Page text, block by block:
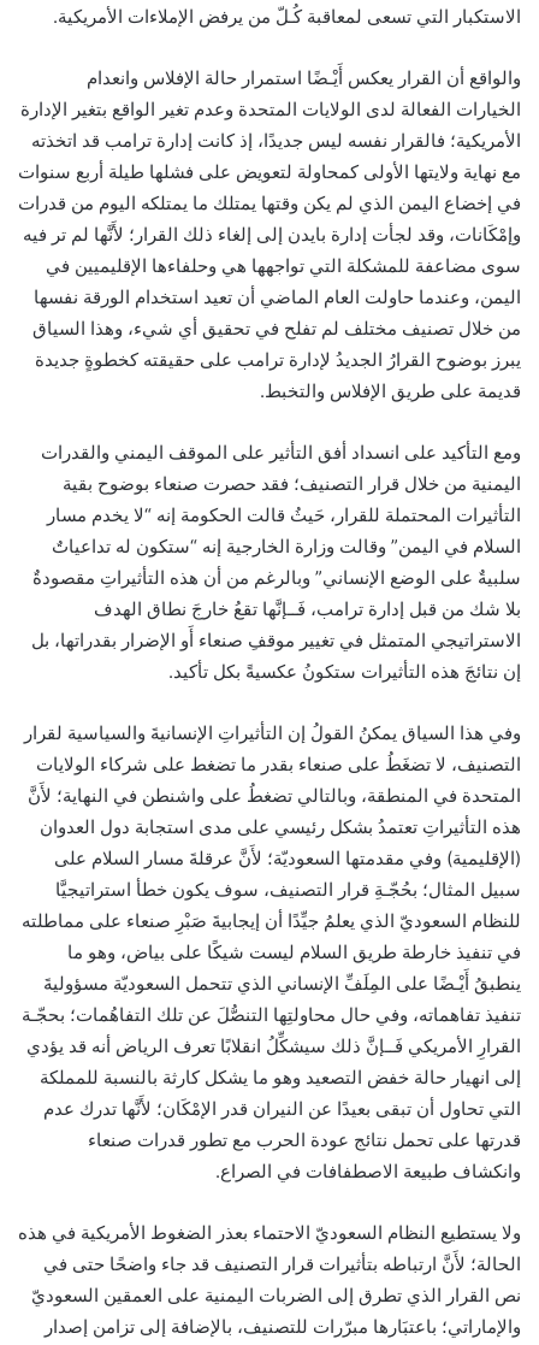
الاستكبار التي تسعى لمعاقبة كُـلّ من يرفض الإملاءات الأمريكية.
والواقع أن القرار يعكس أَيْـضًا استمرار حالة الإفلاس وانعدام
الخيارات الفعالة لدى الولايات المتحدة وعدم تغير الواقع بتغير الإدارة
الأمريكية؛ فالقرار نفسه ليس جديدًا، إذ كانت إدارة ترامب قد اتخذته
مع نهاية ولايتها الأولى كمحاولة لتعويض على فشلها طيلة أربع سنوات
في إخضاع اليمن الذي لم يكن وقتها يمتلك ما يمتلكه اليوم من قدرات
وإمْكَانات، وقد لجأت إدارة بايدن إلى إلغاء ذلك القرار؛ لأَنَّها لم تر فيه
سوى مضاعفة للمشكلة التي تواجهها هي وحلفاءها الإقليميين في
اليمن، وعندما حاولت العام الماضي أن تعيد استخدام الورقة نفسها
من خلال تصنيف مختلف لم تفلح في تحقيق أي شيء، وهذا السياق
يبرز بوضوح القرارُ الجديدُ لإدارة ترامب على حقيقته كخطوةٍ جديدة
قديمة على طريق الإفلاس والتخبط.
ومع التأكيد على انسداد أفق التأثير على الموقف اليمني والقدرات
اليمنية من خلال قرار التصنيف؛ فقد حصرت صنعاء بوضوح بقية
التأثيرات المحتملة للقرار، حَيثُ قالت الحكومة إنه “لا يخدم مسار
السلام في اليمن” وقالت وزارة الخارجية إنه “ستكون له تداعياتٌ
سلبيةٌ على الوضع الإنساني” وبالرغم من أن هذه التأثيراتِ مقصودةٌ
بلا شك من قبل إدارة ترامب، فَــإنَّها تقعُ خارجَ نطاق الهدف
الاستراتيجي المتمثل في تغيير موقفِ صنعاء أَو الإضرار بقدراتها، بل
إن نتائجَ هذه التأثيرات ستكونُ عكسيةً بكل تأكيد.
وفي هذا السياق يمكنُ القولُ إن التأثيراتِ الإنسانيةَ والسياسية لقرار
التصنيف، لا تضغَطُ على صنعاء بقدر ما تضغط على شركاء الولايات
المتحدة في المنطقة، وبالتالي تضغطُ على واشنطن في النهاية؛ لأَنَّ
هذه التأثيراتِ تعتمدُ بشكل رئيسي على مدى استجابة دول العدوان
(الإقليمية) وفي مقدمتها السعوديّة؛ لأَنَّ عرقلةَ مسار السلام على
سبيل المثال؛ بحُجّـةِ قرار التصنيف، سوف يكون خطأ استراتيجيَّا
للنظام السعوديّ الذي يعلمُ جيِّدًا أن إيجابيةَ صَبْرِ صنعاء على مماطلته
في تنفيذ خارطة طريق السلام ليست شيكًا على بياض، وهو ما
ينطبقُ أَيْـضًا على المِلَفِّ الإنساني الذي تتحمل السعوديّة مسؤوليةَ
تنفيذ تفاهماته، وفي حال محاولتِها التنصُّلَ عن تلك التفاهُمات؛ بحجّـة
القرارِ الأمريكي فَــإنَّ ذلك سيشكِّلُ انقلابًا تعرف الرياض أنه قد يؤدي
إلى انهيار حالة خفض التصعيد وهو ما يشكل كارثة بالنسبة للمملكة
التي تحاول أن تبقى بعيدًا عن النيران قدر الإمْكَان؛ لأَنَّها تدرك عدم
قدرتها على تحمل نتائج عودة الحرب مع تطور قدرات صنعاء
وانكشاف طبيعة الاصطفافات في الصراع.
ولا يستطيع النظام السعوديّ الاحتماء بعذر الضغوط الأمريكية في هذه
الحالة؛ لأَنَّ ارتباطه بتأثيرات قرار التصنيف قد جاء واضحًا حتى في
نص القرار الذي تطرق إلى الضربات اليمنية على العمقين السعوديّ
والإماراتي؛ باعتبَارها مبرّرات للتصنيف، بالإضافة إلى تزامن إصدار